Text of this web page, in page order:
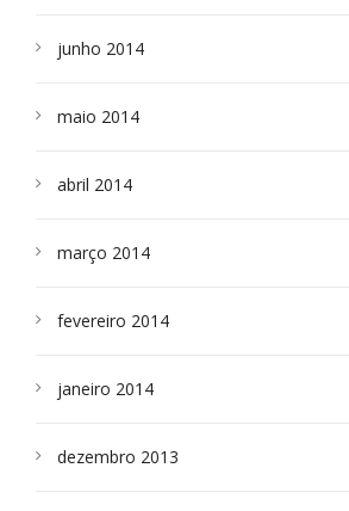
junho 2014
maio 2014
abril 2014
março 2014
fevereiro 2014
janeiro 2014
dezembro 2013